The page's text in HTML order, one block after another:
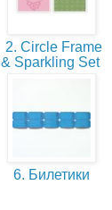
2. Circle Frame
& Sparkling Set
6. Билетики